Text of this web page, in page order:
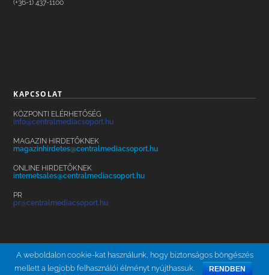
(+36-1) 437-1100
KAPCSOLAT
KÖZPONTI ELÉRHETŐSÉG
info@centralmediacsoport.hu
MAGAZIN HIRDETŐKNEK
magazinhirdetes@centralmediacsoport.hu
ONLINE HIRDETŐKNEK
internetsales@centralmediacsoport.hu
PR
pr@centralmediacsoport.hu
A weboldalon cookie-kat használunk, hogy biztonságos böngészés
mellett a legjobb felhasználói élményt nyújthassuk.
RENDBEN